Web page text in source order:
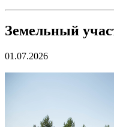
Земельный
01.07.2026